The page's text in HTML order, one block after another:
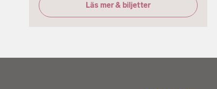
Läs mer & biljetter